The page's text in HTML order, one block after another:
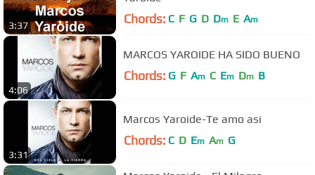
3:37 Chords: C F G D Dm E Am
4:06
MARCOS YAROIDE HA SIDO BUENO
Chords: G F Am C Em Dm B
3:31
Marcos Yaroide-Te amo asi
Chords: C D Em Am G